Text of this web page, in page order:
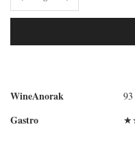
WineAnorak
Gastro